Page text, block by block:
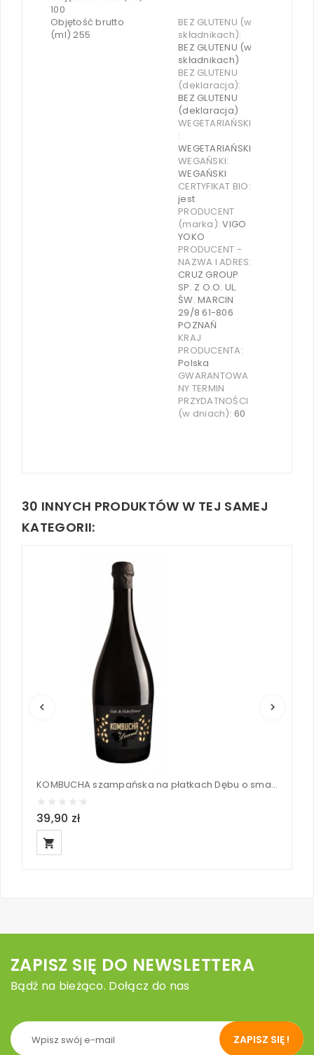
100
Objętość brutto
(ml) 255
BEZ GLUTENU (w
składnikach):
BEZ GLUTENU (w
składnikach)
BEZ GLUTENU
(deklaracja):
BEZ GLUTENU
(deklaracja)
WEGETARIAŃSKI
:
WEGETARIAŃSKI
WEGAŃSKI:
WEGAŃSKI
CERTYFIKAT BIO:
jest
PRODUCENT
(marka):VIGO
YOKO
PRODUCENT -
NAZWA I ADRES:
CRUZ GROUP
SP. Z O.O. UL.
ŚW. MARCIN
29/8 61-806
POZNAŃ
KRAJ
PRODUCENTA:
Polska
GWARANTOWA
NY TERMIN
PRZYDATNOŚCI
(w dniach):60
30 INNYCH PRODUKTÓW W TEJ SAMEJ
KATEGORII:
keyboard_arrow_left keyboard_arrow_right
KOMBUCHA szampańska na płatkach Dębu o smaku kwiatów Czarnego Bzu BIO - KOMBUCHA by Laurent 750 ml
39,90 zł
local_grocery_store
ZAPISZ SIĘ DO NEWSLETTERA
Bądź na bieżąco. Dołącz do nas
ZAPISZ SIĘ !